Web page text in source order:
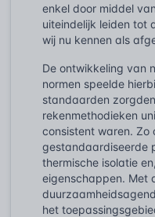
enkel door middel
uiteindelijk leiden tot
wij nu kennen als
De ontwikkeling van
normen speelde
standaarden
rekenmethodieken
consistent waren. Zo
gestandaardiseerde
thermische isolatie
eigenschappen. Met
het